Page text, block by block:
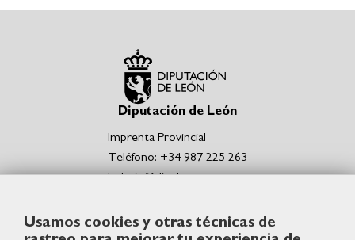
Usamos cookies y otras técnicas de
Diputación de León
Imprenta Provincial
Teléfono: +34 987 225 263
boletin@dipuleon.es
Portal de la Diputación de León